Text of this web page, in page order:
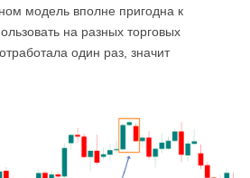
модель вполне пригодна к
на разных торговых
один раз, значит